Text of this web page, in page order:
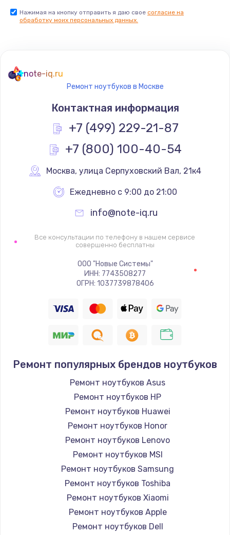
Нажимая на кнопку отправить я даю свое согласие на
обработку моих персональных данных.
note-iq.ru
Ремонт ноутбуков в Москве
Контактная информация
+7 (499) 229-21-87
+7 (800) 100-40-54
Москва, улица Серпуховский Вал, 21к4
Ежедневно с 9:00 до 21:00
info@note-iq.ru
Все консультации по телефону в нашем сервисе
совершенно бесплатны
ООО "Новые Системы"
ИНН: 7743508277
ОГРН: 1037739878406
Ремонт популярных брендов ноутбуков
Ремонт ноутбуков Asus
Ремонт ноутбуков HP
Ремонт ноутбуков Huawei
Ремонт ноутбуков Honor
Ремонт ноутбуков Lenovo
Ремонт ноутбуков MSI
Ремонт ноутбуков Samsung
Ремонт ноутбуков Toshiba
Ремонт ноутбуков Xiaomi
Ремонт ноутбуков Apple
Ремонт ноутбуков Dell